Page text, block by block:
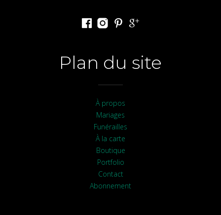
Plan du site
À propos
Mariages
Funérailles
À la carte
Boutique
Portfolio
Contact
Abonnement